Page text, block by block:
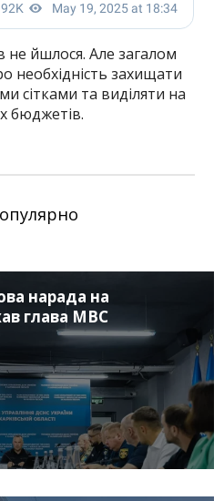
не йшлося. Але загалом
необхідність захищати
сітками та виділяти на
бюджетів.
нарада на
глава МВС